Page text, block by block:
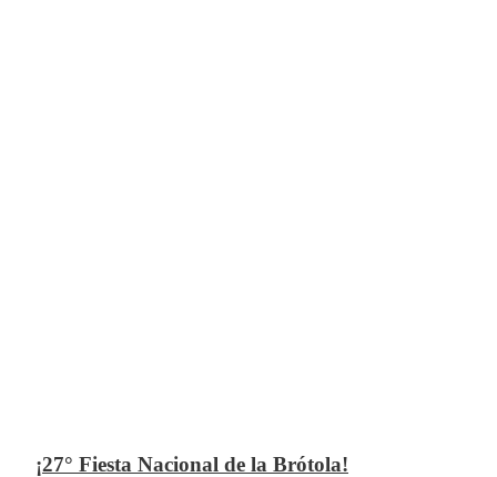
¡27° Fiesta Nacional de la Brótola!